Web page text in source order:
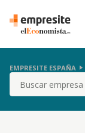
EMPRESITE ESPAÑA
Buscar